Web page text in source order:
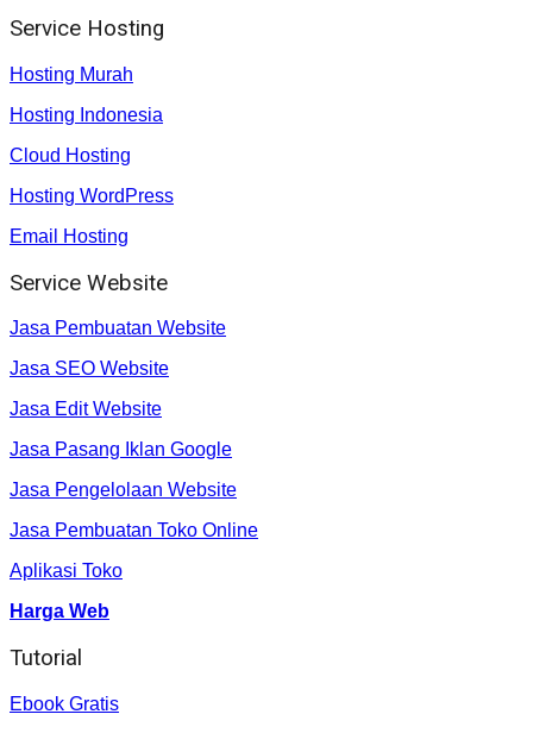
Service Hosting
Hosting Murah
Hosting Indonesia
Cloud Hosting
Hosting WordPress
Email Hosting
Service Website
Jasa Pembuatan Website
Jasa SEO Website
Jasa Edit Website
Jasa Pasang Iklan Google
Jasa Pengelolaan Website
Jasa Pembuatan Toko Online
Aplikasi Toko
Harga Web
Tutorial
Ebook Gratis